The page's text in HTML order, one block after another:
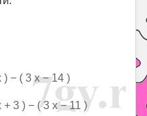
) − ( 3 x − 14 )
+ 3 ) − ( 3 x − 11 )